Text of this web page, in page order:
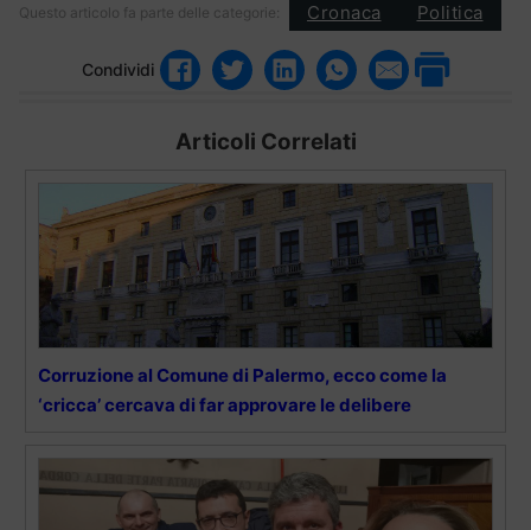
Questo articolo fa parte delle categorie: Cronaca Politica
Condividi
Articoli Correlati
Corruzione al Comune di Palermo, ecco come la
‘cricca’ cercava di far approvare le delibere